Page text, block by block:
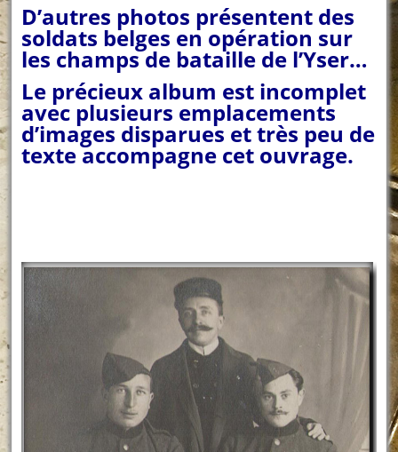
D’autres photos présentent des
soldats belges en opération sur
les champs de bataille de l’Yser…
Le précieux album est incomplet
avec plusieurs emplacements
d’images disparues et très peu de
texte accompagne cet ouvrage.